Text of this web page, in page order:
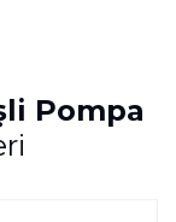
Pompa